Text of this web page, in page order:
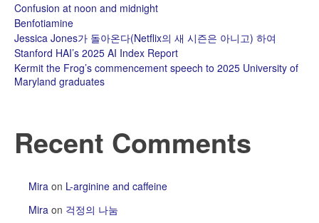
Confusion at noon and midnight
Benfotiamine
Jessica Jones가 돌아온다(Netflix의 새 시즌은 아니고) 하여
Stanford HAI’s 2025 AI Index Report
Kermit the Frog’s commencement speech to 2025 University of
Maryland graduates
Recent Comments
Mira on L-arginine and caffeine
Mira on 걱정의 나눔